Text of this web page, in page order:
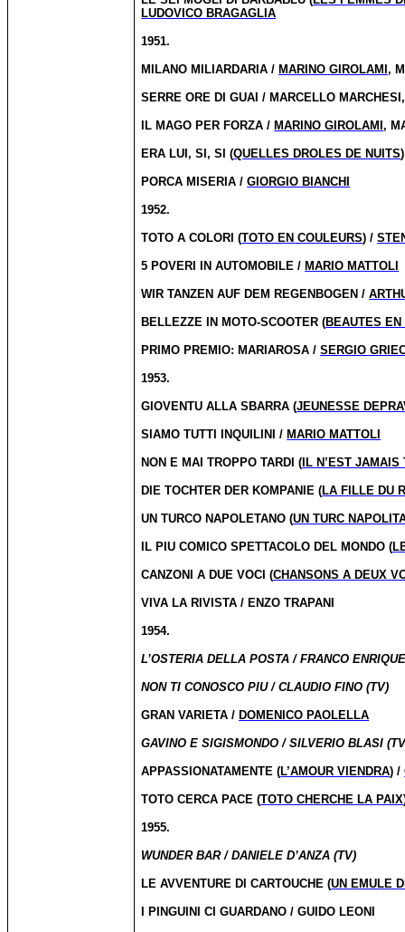
LUDOVICO BRAGAGLIA
1951.
MILANO MILIARDARIA / MARINO GIROLAMI,
SERRE ORE DI GUAI / MARCELLO
IL MAGO PER FORZA / MARINO GIROLAMI,
ERA LUI, SI, SI (QUELLES DROLES DE NUITS
PORCA MISERIA /GIORGIO BIANCHI
1952.
TOTO A COLORI (TOTO EN COULEURS) /
5 POVERI IN AUTOMOBILE / MARIO MATTOLI
WIR TANZEN AUF DEM REGENBOGEN /
BELLEZZE IN MOTO-SCOOTER (BEAUTES
PRIMO PREMIO: MARIAROSA /SERGIO
1953.
GIOVENTU ALLA SBARRA (JEUNESSE
SIAMO TUTTI INQUILINI / MARIO MATTOLI
NON E MAI TROPPO TARDI ( IL N’EST JAMAIS
DIE TOCHTER DER KOMPANIE (LA FILLE DU
UN TURCO NAPOLETANO (UN TURC
IL PIU COMICO SPETTACOLO DEL MONDO (
CANZONI A DUE VOCI (CHANSONS A DEUX
VIVA LA RIVISTA / ENZO TRAPANI
1954.
L’OSTERIA DELLA POSTA / FRANCO
NON TI CONOSCO PIU / CLAUDIO FINO (TV)
GRAN VARIETA / DOMENICO PAOLELLA
GAVINO E SIGISMONDO / SILVERIO BLASI
APPASSIONATAMENTE (L’AMOUR VIENDRA) /
TOTO CERCA PACE (TOTO CHERCHE LA PAIX
1955.
WUNDER BAR / DANIELE D’ANZA (TV)
LE AVVENTURE DI CARTOUCHE (UN EMULE
I PINGUINI CI GUARDANO / GUIDO LEONI